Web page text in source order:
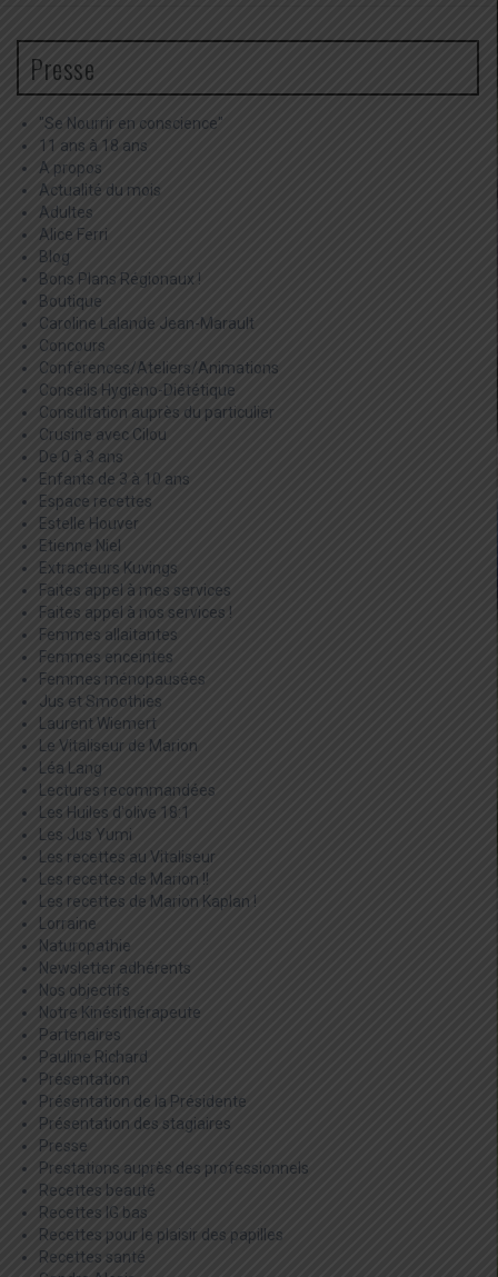
Presse
"Se Nourrir en conscience"
11 ans à 18 ans
A propos
Actualité du mois
Adultes
Alice Ferri
Blog
Bons Plans Régionaux !
Boutique
Caroline Lalande Jean-Marault
Concours
Conférences/Ateliers/Animations
Conseils Hygièno-Diététique
Consultation auprès du particulier
Crusine avec Cilou
De 0 à 3 ans
Enfants de 3 à 10 ans
Espace recettes
Estelle Houver
Etienne Niel
Extracteurs Kuvings
Faites appel à mes services
Faites appel à nos services !
Femmes allaitantes
Femmes enceintes
Femmes ménopausées
Jus et Smoothies
Laurent Wiemert
Le Vitaliseur de Marion
Léa Lang
Lectures recommandées
Les Huiles d'olive 18:1
Les Jus Yumi
Les recettes au Vitaliseur
Les recettes de Marion !!
Les recettes de Marion Kaplan !
Lorraine
Naturopathie
Newsletter adhérents
Nos objectifs
Notre Kinésithérapeute
Partenaires
Pauline Richard
Présentation
Présentation de la Présidente
Présentation des stagiaires
Presse
Prestations auprès des professionnels
Recettes beauté
Recettes IG bas
Recettes pour le plaisir des papilles
Recettes santé